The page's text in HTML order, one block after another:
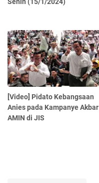
Senin (15/1/2024)
[Video] Pidato Kebangsaan
Anies pada Kampanye Akbar
AMIN di JIS